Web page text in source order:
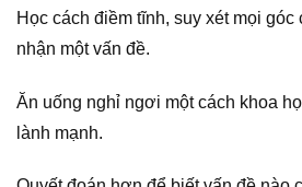
Học cách điềm tĩnh, suy xét mọi
nhận một vấn đề.
Ăn uống nghỉ ngơi một cách khoa
lành mạnh.